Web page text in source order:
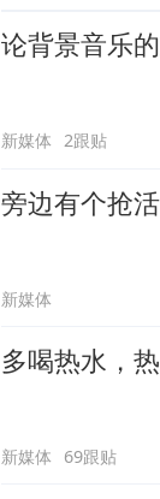
论背景音乐
新媒体 2跟贴
旁边有个抢
新媒体
多喝热水，
新媒体 69跟贴